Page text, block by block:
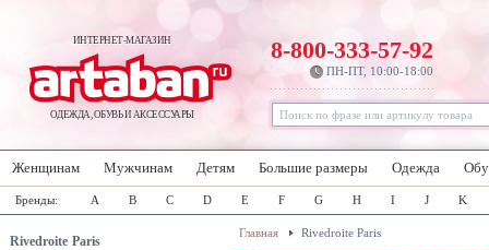
ИНТЕРНЕТ-МАГАЗИН
ОДЕЖДА, ОБУВЬ И АКСЕССУАРЫ
8-800-333-57-92
ПН-ПТ, 10:00-18:00
Женщинам Мужчинам Детям Большие размеры Одежда
Бренды: A B C D E F G H I J K
Rivedroite Paris
Главная Rivedroite Paris